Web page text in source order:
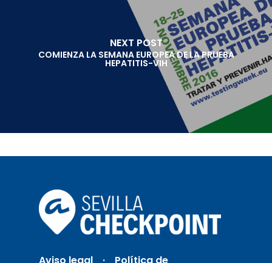
NEXT POST
COMIENZA LA SEMANA EUROPEA DE LA PRUEBA
HEPATITIS-VIH